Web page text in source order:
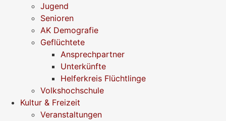
Jugend
Senioren
AK Demografie
Geflüchtete
Ansprechpartner
Unterkünfte
Helferkreis Flüchtlinge
Volkshochschule
Kultur & Freizeit
Veranstaltungen